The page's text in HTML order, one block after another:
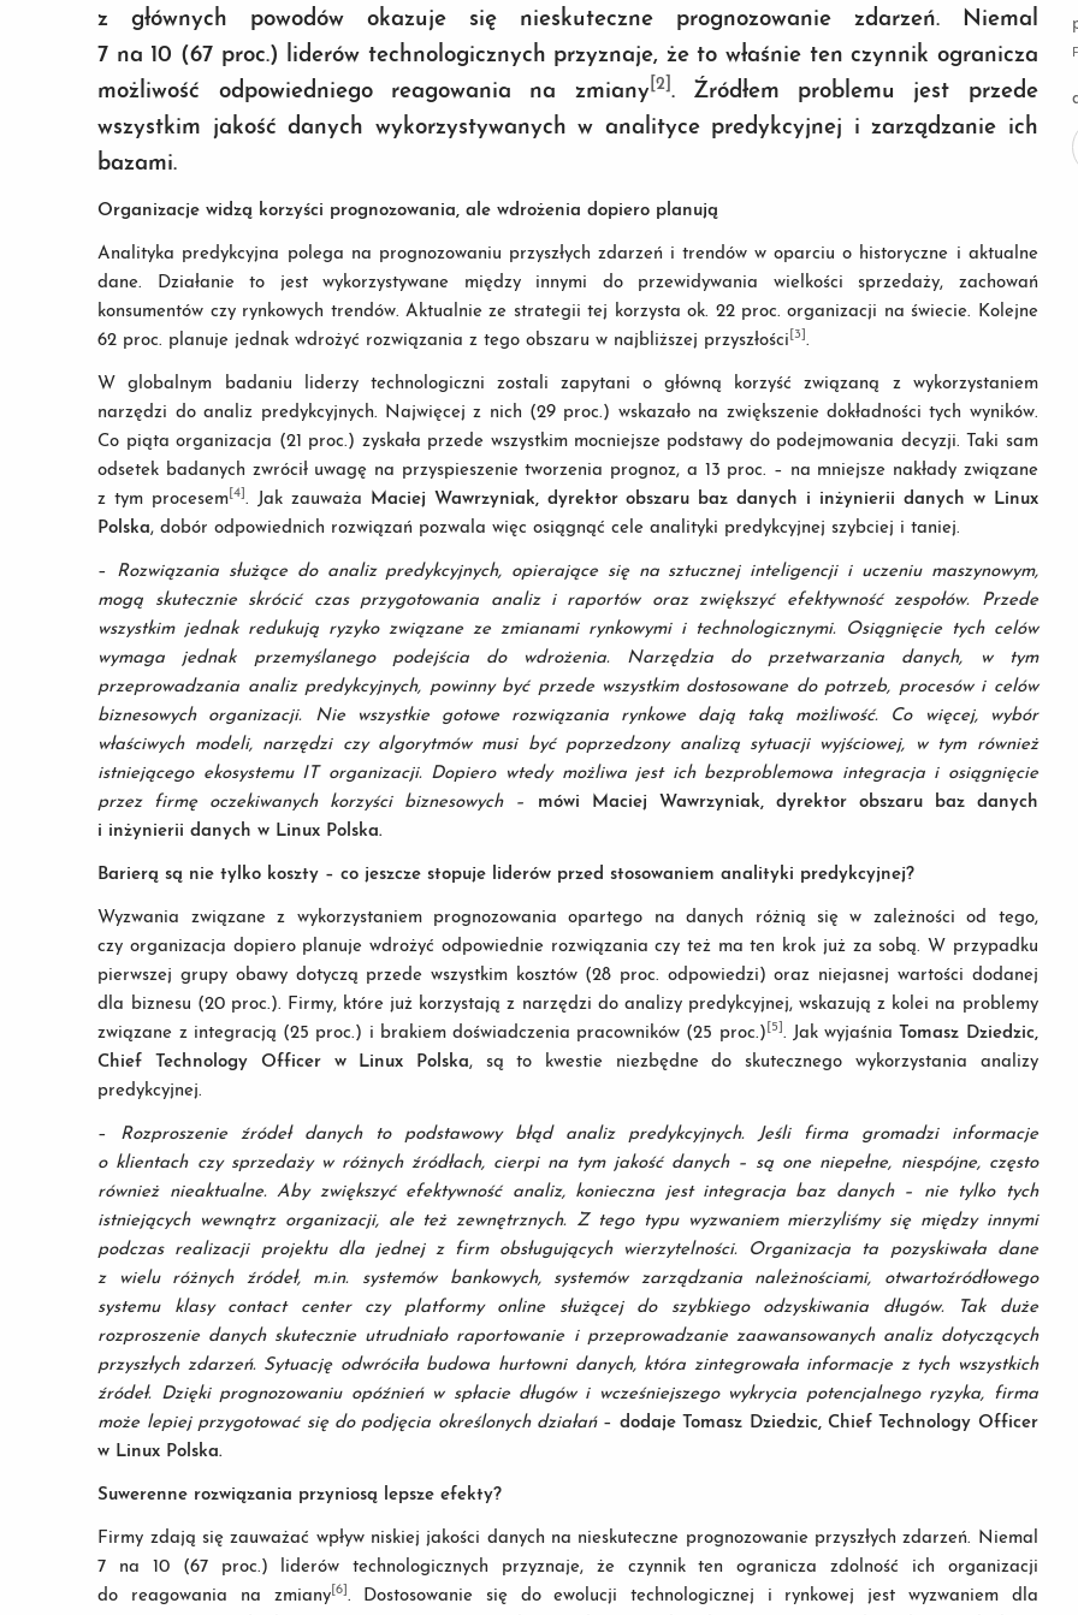
z głównych powodów okazuje się nieskuteczne prognozowanie zdarzeń. Niemal
7 na 10 (67 proc.) liderów technologicznych przyznaje, że to właśnie ten czynnik ogranicza
możliwość odpowiedniego reagowania na zmiany [2] . Źródłem problemu jest przede
wszystkim jakość danych wykorzystywanych w analityce predykcyjnej i zarządzanie ich
bazami.
Organizacje widzą korzyści prognozowania, ale wdrożenia dopiero planują
Analityka predykcyjna polega na prognozowaniu przyszłych zdarzeń i trendów w oparciu o historyczne i aktualne
dane. Działanie to jest wykorzystywane między innymi do przewidywania wielkości sprzedaży, zachowań
konsumentów czy rynkowych trendów. Aktualnie ze strategii tej korzysta ok. 22 proc. organizacji na świecie. Kolejne
62 proc. planuje jednak wdrożyć rozwiązania z tego obszaru w najbliższej przyszłości [3] .
W globalnym badaniu liderzy technologiczni zostali zapytani o główną korzyść związaną z wykorzystaniem
narzędzi do analiz predykcyjnych. Najwięcej z nich (29 proc.) wskazało na zwiększenie dokładności tych wyników.
Co piąta organizacja (21 proc.) zyskała przede wszystkim mocniejsze podstawy do podejmowania decyzji. Taki sam
odsetek badanych zwrócił uwagę na przyspieszenie tworzenia prognoz, a 13 proc. – na mniejsze nakłady związane
z tym procesem [4] . Jak zauważa Maciej Wawrzyniak, dyrektor obszaru baz danych i inżynierii danych w Linux
Polska, dobór odpowiednich rozwiązań pozwala więc osiągnąć cele analityki predykcyjnej szybciej i taniej.
– Rozwiązania służące do analiz predykcyjnych, opierające się na sztucznej inteligencji i uczeniu maszynowym,
mogą skutecznie skrócić czas przygotowania analiz i raportów oraz zwiększyć efektywność zespołów. Przede
wszystkim jednak redukują ryzyko związane ze zmianami rynkowymi i technologicznymi. Osiągnięcie tych celów
wymaga jednak przemyślanego podejścia do wdrożenia. Narzędzia do przetwarzania danych, w tym
przeprowadzania analiz predykcyjnych, powinny być przede wszystkim dostosowane do potrzeb, procesów i celów
biznesowych organizacji. Nie wszystkie gotowe rozwiązania rynkowe dają taką możliwość. Co więcej, wybór
właściwych modeli, narzędzi czy algorytmów musi być poprzedzony analizą sytuacji wyjściowej, w tym również
istniejącego ekosystemu IT organizacji. Dopiero wtedy możliwa jest ich bezproblemowa integracja i osiągnięcie
przez firmę oczekiwanych korzyści biznesowych – mówi Maciej Wawrzyniak, dyrektor obszaru baz danych
i inżynierii danych w Linux Polska.
Barierą są nie tylko koszty – co jeszcze stopuje liderów przed stosowaniem analityki predykcyjnej?
Wyzwania związane z wykorzystaniem prognozowania opartego na danych różnią się w zależności od tego,
czy organizacja dopiero planuje wdrożyć odpowiednie rozwiązania czy też ma ten krok już za sobą. W przypadku
pierwszej grupy obawy dotyczą przede wszystkim kosztów (28 proc. odpowiedzi) oraz niejasnej wartości dodanej
dla biznesu (20 proc.). Firmy, które już korzystają z narzędzi do analizy predykcyjnej, wskazują z kolei na problemy
związane z integracją (25 proc.) i brakiem doświadczenia pracowników (25 proc.) [5] . Jak wyjaśnia Tomasz Dziedzic,
Chief Technology Officer w Linux Polska, są to kwestie niezbędne do skutecznego wykorzystania analizy
predykcyjnej.
– Rozproszenie źródeł danych to podstawowy błąd analiz predykcyjnych. Jeśli firma gromadzi informacje
o klientach czy sprzedaży w różnych źródłach, cierpi na tym jakość danych – są one niepełne, niespójne, często
również nieaktualne. Aby zwiększyć efektywność analiz, konieczna jest integracja baz danych – nie tylko tych
istniejących wewnątrz organizacji, ale też zewnętrznych. Z tego typu wyzwaniem mierzyliśmy się między innymi
podczas realizacji projektu dla jednej z firm obsługujących wierzytelności. Organizacja ta pozyskiwała dane
z wielu różnych źródeł, m.in. systemów bankowych, systemów zarządzania należnościami, otwartoźródłowego
systemu klasy contact center czy platformy online służącej do szybkiego odzyskiwania długów. Tak duże
rozproszenie danych skutecznie utrudniało raportowanie i przeprowadzanie zaawansowanych analiz dotyczących
przyszłych zdarzeń. Sytuację odwróciła budowa hurtowni danych, która zintegrowała informacje z tych wszystkich
źródeł. Dzięki prognozowaniu opóźnień w spłacie długów i wcześniejszego wykrycia potencjalnego ryzyka, firma
może lepiej przygotować się do podjęcia określonych działań – dodaje Tomasz Dziedzic, Chief Technology Officer
w Linux Polska.
Suwerenne rozwiązania przyniosą lepsze efekty?
Firmy zdają się zauważać wpływ niskiej jakości danych na nieskuteczne prognozowanie przyszłych zdarzeń. Niemal
7 na 10 (67 proc.) liderów technologicznych przyznaje, że czynnik ten ogranicza zdolność ich organizacji
do reagowania na zmiany[6] . Dostosowanie się do ewolucji technologicznej i rynkowej jest wyzwaniem dla